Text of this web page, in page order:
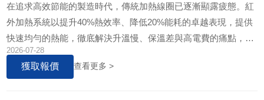
在追求高效節能的製造時代，傳統加熱線圈已逐漸顯露疲態。紅
外加熱系統以提升40%熱效率、降低20%能耗的卓越表現，提供
快速均勻的熱能，徹底解決升溫慢、保溫差與高電費的痛點，是
降低營運成本、強化競爭力的明智投資。
2026-07-28
獲取報價 查看更多 >